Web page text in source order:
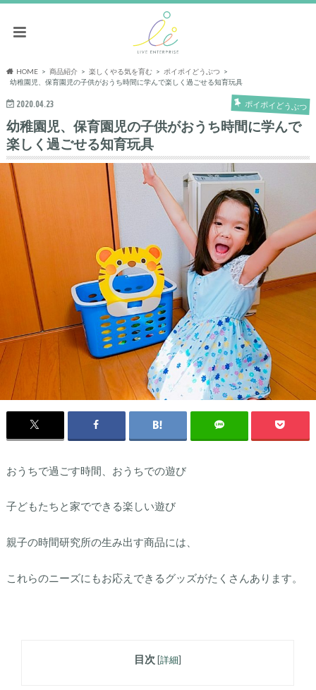
HOME 商品紹介 楽しくやる気を育む
ポイポイどうぶつ
幼稚園児、保育園児の子供がおうち時間に学んで楽しく過ごせる知育玩具
2020.04.23 ポイポイどうぶつ
幼稚園児、保育園児の子供がおうち時間に学んで
楽しく過ごせる知育玩具
おうちで過ごす時間、おうちでの遊び
子どもたちと家でできる楽しい遊び
親子の時間研究所の生み出す商品には、
これらのニーズにもお応えできるグッズがたくさんあります。
目次 [詳細]